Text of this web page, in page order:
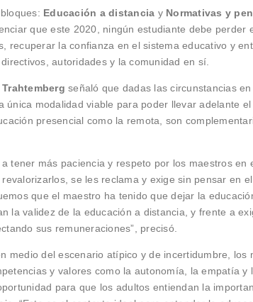
Educación a distancia yNormativas y
que este 2020, ningún estudiante debe perder
recuperar la confianza en el sistema educativo y
autoridades y la comunidad en sí.
señaló que dadas las circunstancias en
única modalidad viable para poder llevar adelante
presencial como la remota, son
tener más paciencia y respeto por los maestros en
se les reclama y exige sin pensar en
que el maestro ha tenido que dejar la
la validez de la educación a distancia, y frente a
sus remuneraciones”, precisó.
medio del escenario atípico y de incertidumbre, los
y valores como la autonomía, la empatía y
para que los adultos entiendan la